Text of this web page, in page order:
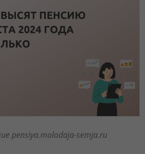
pensiya.molodaja-semja.ru